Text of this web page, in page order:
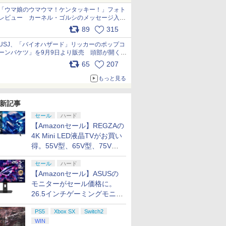
ウマ娘のウマウマ！ケンタッキー！」フォト
ビュー カーネル・ゴルシのメッセージ入り
ッケージや描き下ろしトレカなどが登場
89 315
、「バイオハザード」リッカーのポップコ
ンバケツ」を9月9日より販売 頭部が開く仕
み。味は恐怖を堪のう「味噌フレーバー」
65 207
もっと見る
記事
セール ハード
【Amazonセール】REGZAの
4K Mini LED液晶TVがお買い
得。55V型、65V型、75V型
の2026年モデルがラインナ
ップ
セール ハード
【Amazonセール】ASUSの
モニターがセール価格に。
26.5インチゲーミングモニタ
ー「ROG Strix OLED
XG27ACDMS」限定モデルも
お買い得
PS5 Xbox SX
Switch2
WIN